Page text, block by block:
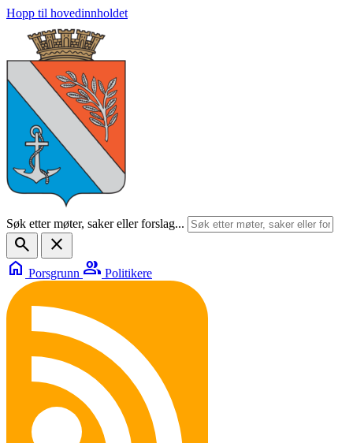
Hopp til hovedinnholdet
Søk etter møter, saker eller forslag...
search
close
home Porsgrunn group Politikere